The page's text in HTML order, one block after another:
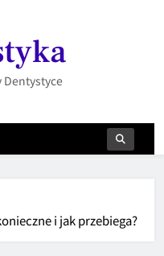
Dentystyce
i jak przebiega?